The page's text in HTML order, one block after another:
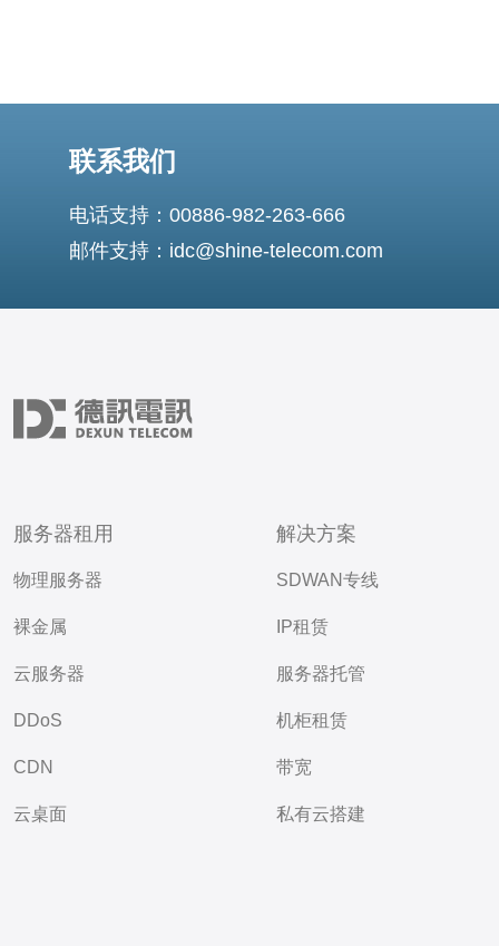
联系我们
电话支持：00886-982-263-666
邮件支持：idc@shine-telecom.com
服务器租用
物理服务器
裸金属
云服务器
DDoS
CDN
云桌面
解决方案
SDWAN专线
IP租赁
服务器托管
机柜租赁
带宽
私有云搭建